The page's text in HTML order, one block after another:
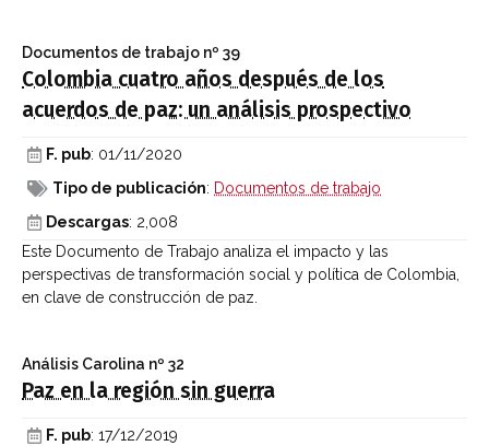
Documentos de trabajo nº 39
Colombia cuatro años después de los
acuerdos de paz: un análisis prospectivo
F. pub: 01/11/2020
Tipo de publicación: Documentos de trabajo
Descargas: 2,008
Este Documento de Trabajo analiza el impacto y las
perspectivas de transformación social y política de Colombia,
en clave de construcción de paz.
Análisis Carolina nº 32
Paz en la región sin guerra
F. pub: 17/12/2019